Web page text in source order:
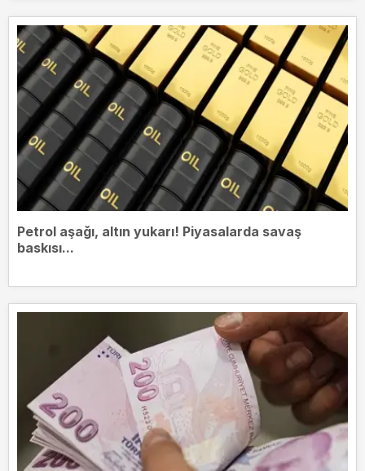
Petrol aşağı, altın yukarı! Piyasalarda savaş
baskısı...